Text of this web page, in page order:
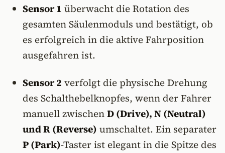
Sensor 1 überwacht die Rotation des
gesamten Säulenmoduls und bestätigt, ob
es erfolgreich in die aktive Fahrposition
ausgefahren ist.
Sensor 2 verfolgt die physische Drehung
des Schalthebelknopfes, wenn der Fahrer
manuell zwischenD (Drive), N (Neutral)
und R (Reverse) umschaltet. Ein separater
P (Park)-Taster ist elegant in die Spitze des